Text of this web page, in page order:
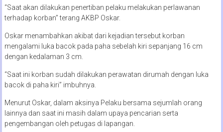
“Saat akan dilakukan penertiban pelaku melakukan perlawanan
terhadap korban” terang AKBP Oskar.
Oskar menambahkan akibat dari kejadian tersebut korban
mengalami luka bacok pada paha sebelah kiri sepanjang 16 cm
dengan kedalaman 3 cm.
“Saat ini korban sudah dilakukan perawatan dirumah dengan luka
bacok di paha kiri” imbuhnya.
Menurut Oskar, dalam aksinya Pelaku bersama sejumlah orang
lainnya dan saat ini masih dalam upaya pencarian serta
pengembangan oleh petugas di lapangan.